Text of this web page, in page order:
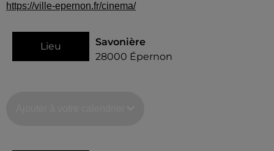
https://ville-epernon.fr/cinema/
Lieu
Savonière
28000 Épernon